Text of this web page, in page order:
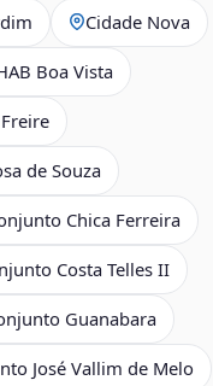
Cidade Nova
Boa Vista
de Souza
Chica Ferreira
Costa Telles II
Guanabara
José Vallim de Melo